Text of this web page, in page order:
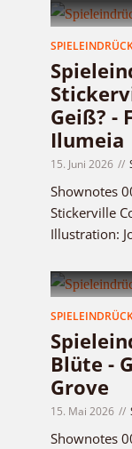
Geiß? -
Ilumeia
15. Juni 2026
Shownotes
Stickerville
Illustration:
Blüte -
Grove
15. Mai 2026
Shownotes